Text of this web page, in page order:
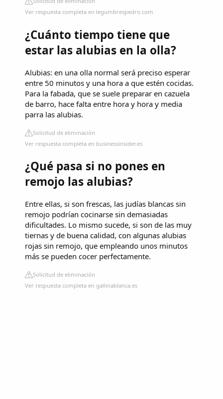
Ver respuesta completa en legumbrespedro.com
¿Cuánto tiempo tiene que
estar las alubias en la olla?
Alubias: en una olla normal será preciso esperar
entre 50 minutos y una hora a que estén cocidas.
Para la fabada, que se suele preparar en cazuela
de barro, hace falta entre hora y hora y media
parra las alubias.
Solicitud de eliminación
Ver respuesta completa en businessinsider.es
¿Qué pasa si no pones en
remojo las alubias?
Entre ellas, si son frescas, las judías blancas sin
remojo podrían cocinarse sin demasiadas
dificultades. Lo mismo sucede, si son de las muy
tiernas y de buena calidad, con algunas alubias
rojas sin remojo, que empleando unos minutos
más se pueden cocer perfectamente.
Solicitud de eliminación
Ver respuesta completa en gallinablanca.es